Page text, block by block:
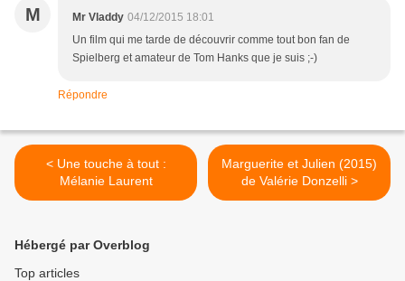
M Mr Vladdy 04/12/2015 18:01
Un film qui me tarde de découvrir comme tout bon fan de
Spielberg et amateur de Tom Hanks que je suis ;-)
Répondre
< Une touche à tout :
Mélanie Laurent
Marguerite et Julien (2015)
de Valérie Donzelli >
Hébergé par Overblog
Top articles